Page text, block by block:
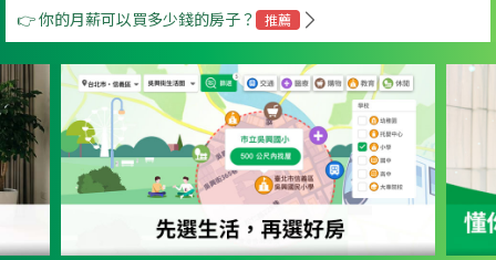
👉 你的月薪可以買多少錢的房子？ 推薦